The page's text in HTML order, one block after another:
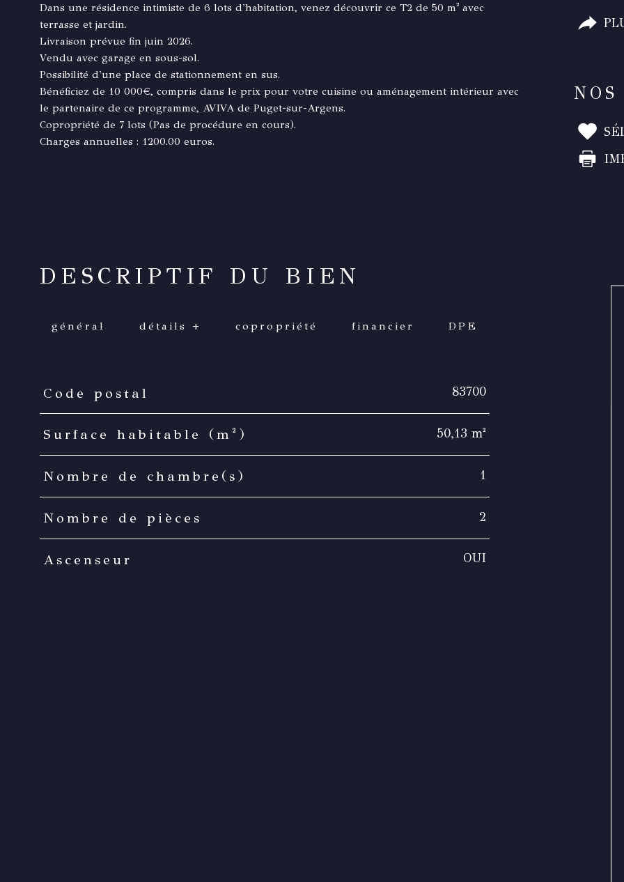
Dans une résidence intimiste de 6 lots d'habitation, venez découvrir ce T2 de 50 m² avec
terrasse et jardin.
Livraison prévue fin juin 2026.
Vendu avec garage en sous-sol.
Possibilité d'une place de stationnement en sus.
Bénéficiez de 10 000€, compris dans le prix pour votre cuisine ou aménagement intérieur avec
le partenaire de ce programme, AVIVA de Puget-sur-Argens.
Copropriété de 7 lots (Pas de procédure en cours).
DESCRIPTIF DU BIEN
général détails + copropriété financier DPE
TRAD_PAMPERO_Caracteristique
Code postal 83700
Surface habitable (m²) 50,13 m²
Nombre de chambre(s) 1
Nombre de pièces 2
Ascenseur OUI